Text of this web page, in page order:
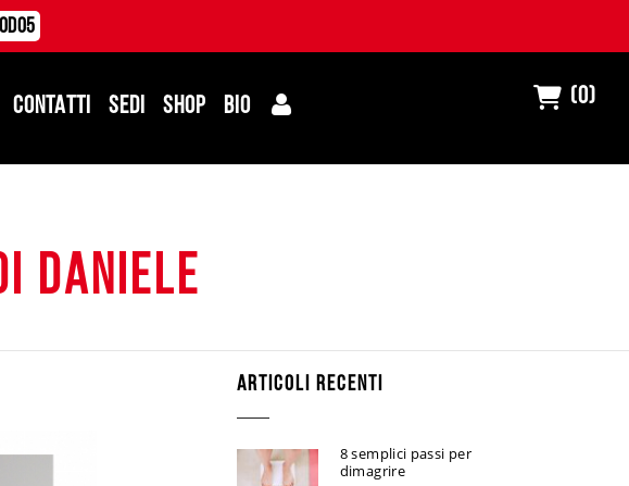
CONTATTI SEDI SHOP BIO (0)
Daniele
ARTICOLI RECENTI
8 semplici passi per
dimagrire